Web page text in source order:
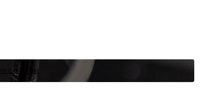
ditt fordon.